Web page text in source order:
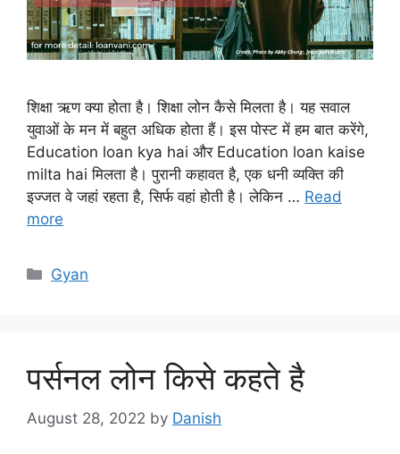
शिक्षा ऋण क्या होता है। शिक्षा लोन कैसे मिलता है। यह सवाल
युवाओं के मन में बहुत अधिक होता हैं। इस पोस्ट में हम बात करेंगे,
Education loan kya hai और Education loan kaise
milta hai मिलता है। पुरानी कहावत है, एक धनी व्यक्ति की
इज्जत वे जहां रहता है, सिर्फ वहां होती है। लेकिन … Read
more
Categories
Gyan
पर्सनल लोन किसे कहते है
August 28, 2022 by Danish